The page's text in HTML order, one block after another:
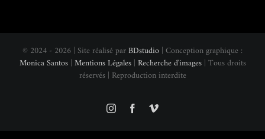
© 2024 - 2026 | Site réalisé parBDstudio | Conception graphique :
Monica Santos| Mentions Légales| Recherche d'images| Tous droits
réservés | Reproduction interdite
InstagramFacebookVimeo